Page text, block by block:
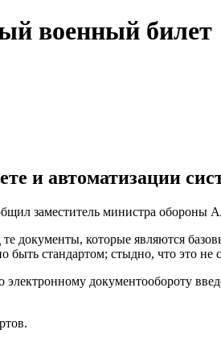
военный билет
и автоматизации
заместитель министра обороны
документы, которые являются
стандартом; стыдно, что это не
документообороту